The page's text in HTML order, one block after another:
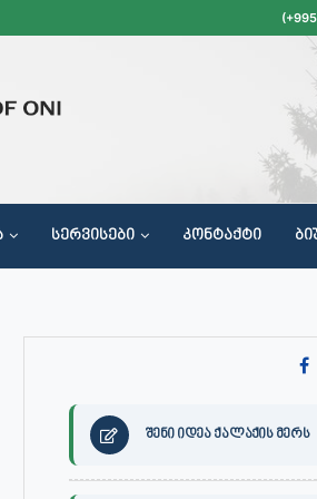
ᲡᲔᲠᲕᲘᲡᲔᲑᲘ ᲙᲝᲜᲢᲐᲥᲢᲘ
შენი იდეა ქალაქის მერს